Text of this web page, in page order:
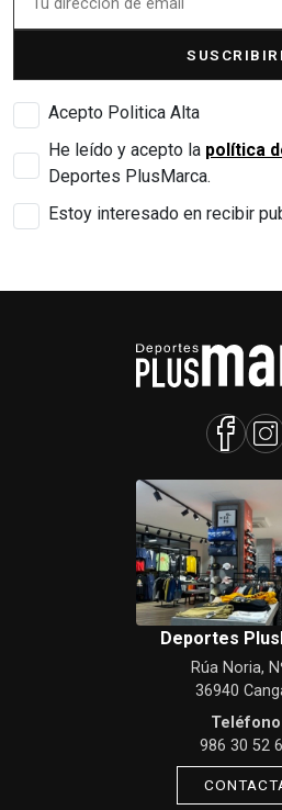
Acepto Politica Alta
He leído y acepto la política
Deportes PlusMarca.
Estoy interesado en recibir
Deportes
Rúa Noria,
36940
Teléfono
986 30 52